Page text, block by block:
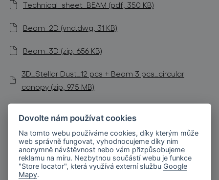
Technical_sheet_BEAM (pdf, 350 KB)
Beam_2D (vnd.dwg, 31 KB)
Beam_3D (zip, 656 KB)
3D_Stellar Dust_12 pcs + Beam 3 pcs_circular
canopy (zip, 975 MB)
2 MB)
Sloped Ceilings Installation Manual (pdf, 189 KB)
Radial Canopy Installation Manual (pdf, 439 KB)
Dovolte nám používat cookies
Na tomto webu používáme cookies, díky kterým může
web správně fungovat, vyhodnocujeme díky nim
anonymně návštěvnost nebo vám přizpůsobujeme
reklamu na míru. Nezbytnou součástí webu je funkce
"Store locator", která využívá externí službu Google
Mapy.